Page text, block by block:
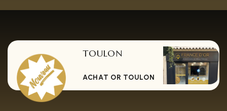
TOULON
ACHAT OR TOULON